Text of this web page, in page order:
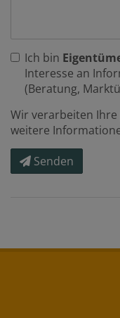
Ich bin
Interesse an
(Beratung,
Wir verarbeiten
weitere
Senden